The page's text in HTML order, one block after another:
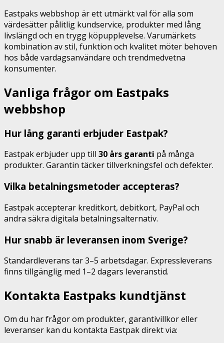
Eastpaks webbshop är ett utmärkt val för alla som
värdesätter pålitlig kundservice, produkter med lång
livslängd och en trygg köpupplevelse. Varumärkets
kombination av stil, funktion och kvalitet möter behoven
hos både vardagsanvändare och trendmedvetna
konsumenter.
Vanliga frågor om Eastpaks
webbshop
Hur lång garanti erbjuder Eastpak?
Eastpak erbjuder upp till 30 års garanti på många
produkter. Garantin täcker tillverkningsfel och defekter.
Vilka betalningsmetoder accepteras?
Eastpak accepterar kreditkort, debitkort, PayPal och
andra säkra digitala betalningsalternativ.
Hur snabb är leveransen inom Sverige?
Standardleverans tar 3–5 arbetsdagar. Expressleverans
finns tillgänglig med 1–2 dagars leveranstid.
Kontakta Eastpaks kundtjänst
Om du har frågor om produkter, garantivillkor eller
leveranser kan du kontakta Eastpak direkt via: